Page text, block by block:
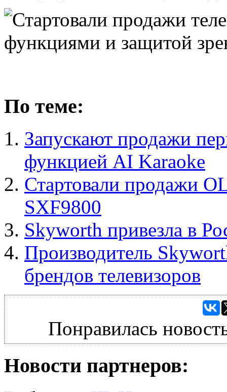
По теме:
Запускают продажи
функцией AI Karaoke
Стартовали продажи
SXF9800
Skyworth привезла в
Производитель
брендов телевизоров
Понравилась
Новости партнеров: